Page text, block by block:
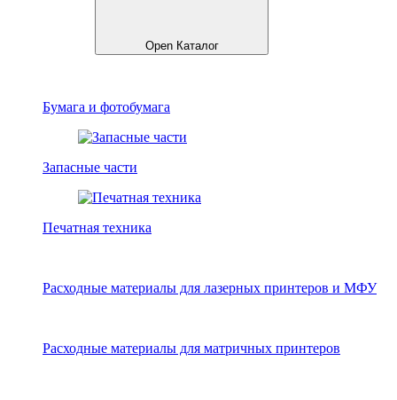
Open Каталог
Бумага и фотобумага
Запасные части
Печатная техника
Расходные материалы для лазерных принтеров и МФУ
Расходные материалы для матричных принтеров